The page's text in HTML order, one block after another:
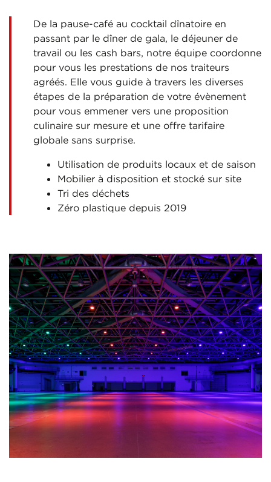
De la pause-café au cocktail dînatoire en
passant par le dîner de gala, le déjeuner de
travail ou les cash bars, notre équipe coordonne
pour vous les prestations de nos traiteurs
agréés. Elle vous guide à travers les diverses
étapes de la préparation de votre évènement
pour vous emmener vers une proposition
culinaire sur mesure et une offre tarifaire
globale sans surprise.
Utilisation de produits locaux et de saison
Mobilier à disposition et stocké sur site
Tri des déchets
Zéro plastique depuis 2019